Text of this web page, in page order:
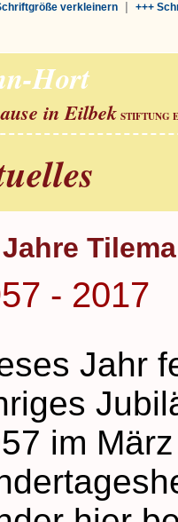
verkleinern| +++
Hort
in Eilbek STIFTUNG
- 2017
Jahr
im